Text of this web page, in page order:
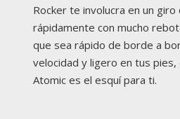
Rocker te involucra en un
rápidamente con mucho
que sea rápido de borde a
velocidad y ligero en tus pies,
Atomic es el esquí para ti.